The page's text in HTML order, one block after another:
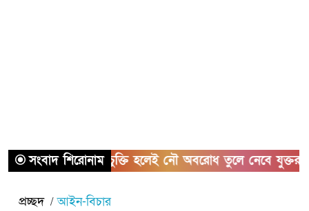
সংবাদ শিরোনাম
হরমুজ চুক্তি হলেই নৌ অবরোধ তুলে নেবে যুক্তরাষ্ট্র
প্রচ্ছদ আইন-বিচার